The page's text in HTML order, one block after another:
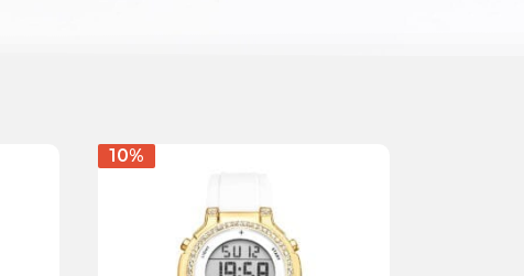
10%